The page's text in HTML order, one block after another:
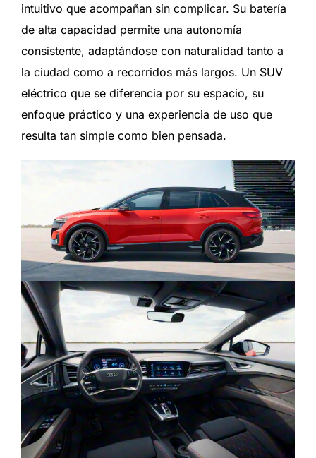
intuitivo que acompañan sin complicar. Su batería
de alta capacidad permite una autonomía
consistente, adaptándose con naturalidad tanto a
la ciudad como a recorridos más largos. Un SUV
eléctrico que se diferencia por su espacio, su
enfoque práctico y una experiencia de uso que
resulta tan simple como bien pensada.